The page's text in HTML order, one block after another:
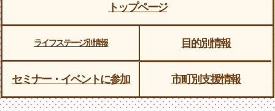
トップページ
ライフステージ別情報 目的別情報
セミナー・イベントに参加 市町別支援情報